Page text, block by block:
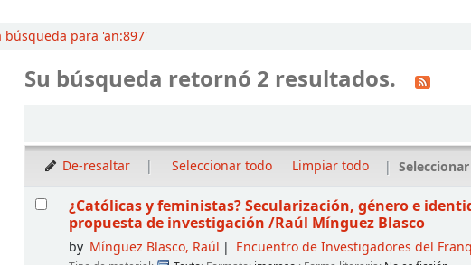
búsqueda para 'an:897'
Su búsqueda retornó 2 resultados.
De-resaltar Seleccionar todo Limpiar todo
Resultados
¿Católicas y feministas? Secularización, género e
propuesta de investigación /Raúl Mínguez Blasco
by Mínguez Blasco, Raúl Encuentro de Investigadores del